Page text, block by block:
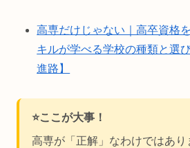
高専だけじゃない｜高卒資格
キルが学べる学校の種類と選
進路】
⭐ここが大事！
高専が「正解」なわけではあ